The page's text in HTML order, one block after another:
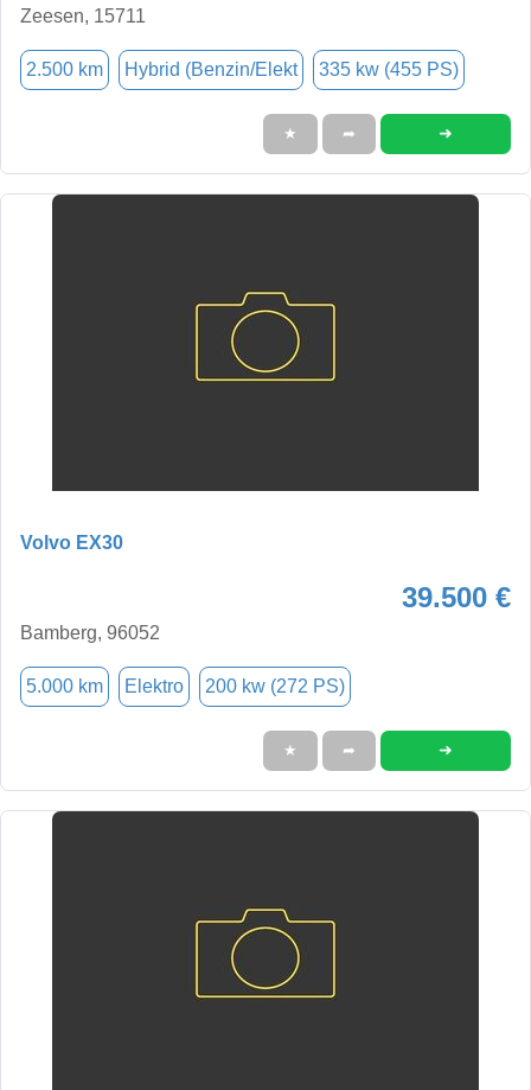
Zeesen, 15711
2.500 km Hybrid (Benzin/Elekt 335 kw (455 PS)
★ ➦ ➜
Volvo EX30
39.500 €
Bamberg, 96052
5.000 km Elektro 200 kw (272 PS)
★ ➦ ➜